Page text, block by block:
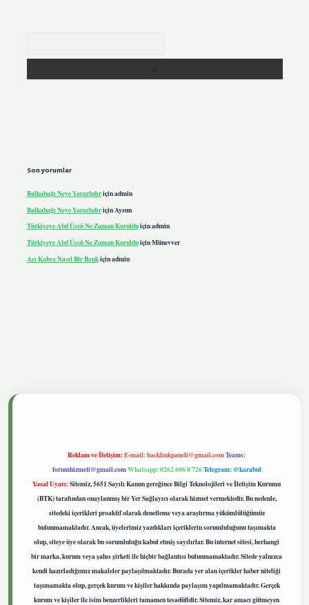
Son yorumlar
Balkabağı Neye Yararlıdıriçinadmin
Balkabağı Neye Yararlıdıriçin Aysun
Türkiyeye Abd Üssü Ne Zaman Kurulduiçinadmin
Türkiyeye Abd Üssü Ne Zaman KurulduiçinMünevver
Acı Kahve Nasıl Bir Renkiçinadmin
Reklam ve İletişim:E-mail:backlinkpaneli@gmail.comTeams:
forumhizmeti@gmail.comWhatsapp: 0262 606 0 726Telegram: @karabul
Yasal Uyarı:Sitemiz, 5651 Sayılı Kanun gereğince Bilgi Teknolojileri ve İletişim Kurumu
(BTK) tarafından onaylanmış bir Yer Sağlayıcı olarak hizmet vermektedir. Bu nedenle,
sitedeki içerikleri proaktif olarak denetleme veya araştırma yükümlülüğümüz
bulunmamaktadır. Ancak, üyelerimiz yazdıkları içeriklerin sorumluluğunu taşımakta
olup, siteye üye olarak bu sorumluluğu kabul etmiş sayılırlar. Bu internet sitesi, herhangi
bir marka, kurum veya şahıs şirketi ile hiçbir bağlantısı bulunmamaktadır. Sitede yalnızca
kendi hazırladığımız makaleler paylaşılmaktadır. Burada yer alan içerikler haber niteliği
taşımamakta olup, gerçek kurum ve kişiler hakkında paylaşım yapılmamaktadır. Gerçek
kurum ve kişiler ile isim benzerlikleri tamamen tesadüfidir. Sitemiz, kar amacı gütmeyen